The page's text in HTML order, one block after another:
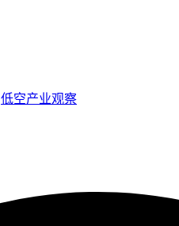
低空产业观察